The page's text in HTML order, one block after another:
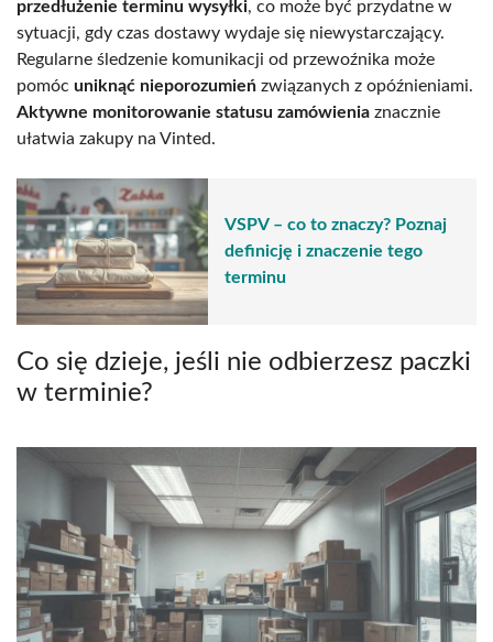
przedłużenie terminu wysyłki, co może być przydatne w
sytuacji, gdy czas dostawy wydaje się niewystarczający.
Regularne śledzenie komunikacji od przewoźnika może
pomóc uniknąć nieporozumień związanych z opóźnieniami.
Aktywne monitorowanie statusu zamówienia znacznie
ułatwia zakupy na Vinted.
VSPV – co to znaczy? Poznaj
definicję i znaczenie tego
terminu
Co się dzieje, jeśli nie odbierzesz paczki
w terminie?